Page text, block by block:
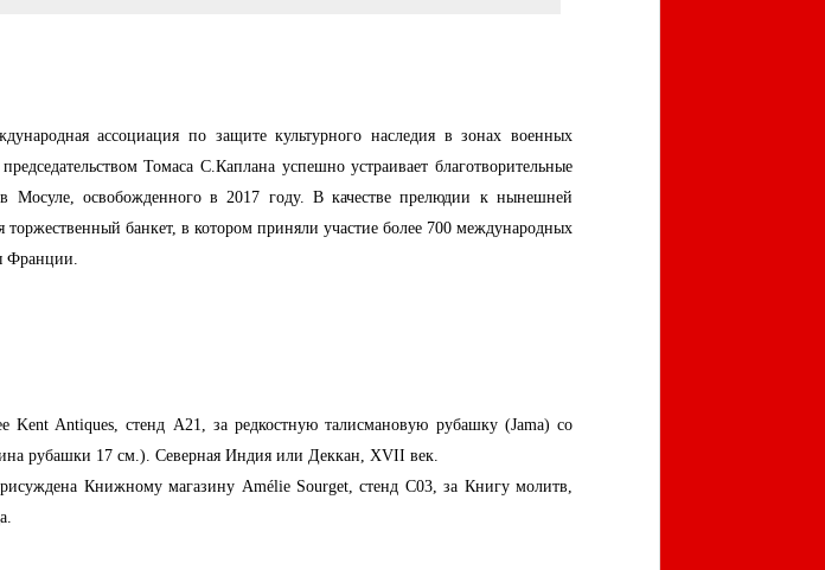
ассоциация по защите культурного наследия в зонах военных
Томаса С.Каплана успешно устраивает благотворительные
Мосуле, освобожденного в 2017 году. В качестве прелюдии к нынешней
банкет, в котором приняли участие более 700 международных
Франции.
Antiques, стенд А21, за редкостную талисмановую рубашку (Jama) со
рубашки 17 см.). Северная Индия или Деккан, XVII век.
Книжному магазину Amélie Sourget, стенд C03, за Книгу молитв,